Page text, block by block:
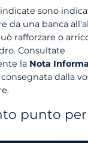
sono
da una banca
rafforzare o
Consultate
la Nota
consegnata dalla
punto